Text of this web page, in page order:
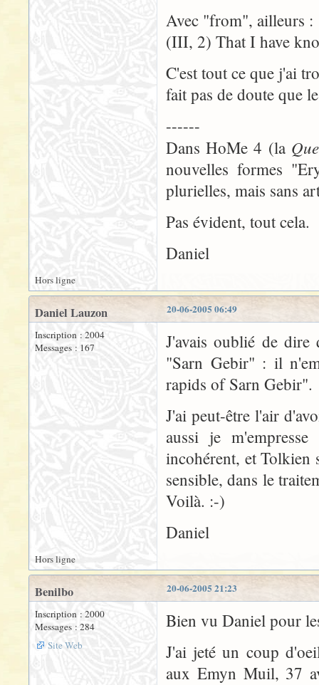
Avec "from", ailleurs :
(III, 2) That I have
C'est tout ce que j'ai
fait pas de doute que
------
Dans HoMe 4 (la
nouvelles formes
plurielles, mais sans
Pas évident, tout cela.
Daniel
Hors ligne
20-06-2005 06:49
Daniel Lauzon
Inscription : 2004
Messages : 167
J'avais oublié de
"Sarn Gebir" : il
rapids of Sarn Gebir".
J'ai peut-être l'air
aussi je
incohérent, et Tolkien
sensible, dans le
Voilà. :-)
Daniel
Hors ligne
20-06-2005 21:23
Benilbo
Inscription : 2000
Messages : 284
Site Web
Bien vu Daniel pour
J'ai jeté un coup
aux Emyn Muil, 37